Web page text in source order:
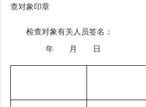
查对象印章
检查对象有关人员签名：
年 月 日